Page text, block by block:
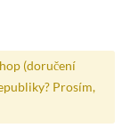
(doručení
Prosím,